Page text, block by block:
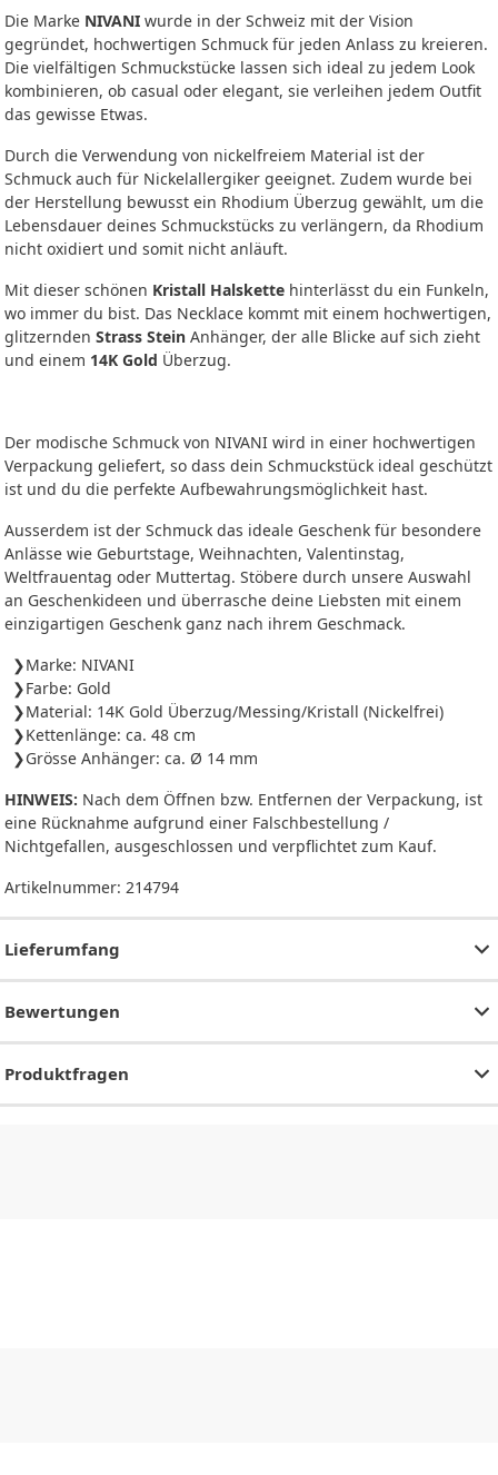
Die Marke NIVANI wurde in der Schweiz mit der Vision
gegründet, hochwertigen Schmuck für jeden Anlass zu kreieren.
Die vielfältigen Schmuckstücke lassen sich ideal zu jedem Look
kombinieren, ob casual oder elegant, sie verleihen jedem Outfit
das gewisse Etwas.
Durch die Verwendung von nickelfreiem Material ist der
Schmuck auch für Nickelallergiker geeignet. Zudem wurde bei
der Herstellung bewusst ein Rhodium Überzug gewählt, um die
Lebensdauer deines Schmuckstücks zu verlängern, da Rhodium
nicht oxidiert und somit nicht anläuft.
Mit dieser schönen Kristall Halskette hinterlässt du ein Funkeln,
wo immer du bist. Das Necklace kommt mit einem hochwertigen,
glitzernden Strass Stein Anhänger, der alle Blicke auf sich zieht
und einem 14K Gold Überzug.
Der modische Schmuck von NIVANI wird in einer hochwertigen
Verpackung geliefert, so dass dein Schmuckstück ideal geschützt
ist und du die perfekte Aufbewahrungsmöglichkeit hast.
Ausserdem ist der Schmuck das ideale Geschenk für besondere
Anlässe wie Geburtstage, Weihnachten, Valentinstag,
Weltfrauentag oder Muttertag. Stöbere durch unsere Auswahl
an Geschenkideen und überrasche deine Liebsten mit einem
einzigartigen Geschenk ganz nach ihrem Geschmack.
Marke: NIVANI
Farbe: Gold
Material: 14K Gold Überzug/Messing/Kristall (Nickelfrei)
Kettenlänge: ca. 48 cm
Grösse Anhänger: ca. Ø 14 mm
HINWEIS: Nach dem Öffnen bzw. Entfernen der Verpackung, ist
eine Rücknahme aufgrund einer Falschbestellung /
Nichtgefallen, ausgeschlossen und verpflichtet zum Kauf.
Artikelnummer: 214794
Lieferumfang
Bewertungen
Produktfragen